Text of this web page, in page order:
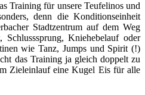
Training für unsere Teufelinos und
denn die Konditionseinheit
Stadtzentrum auf dem Weg
Kniehebelauf oder
wie Tanz, Jumps und Spirit (!)
das Training ja gleich doppelt zu
Zieleinlauf eine Kugel Eis für alle